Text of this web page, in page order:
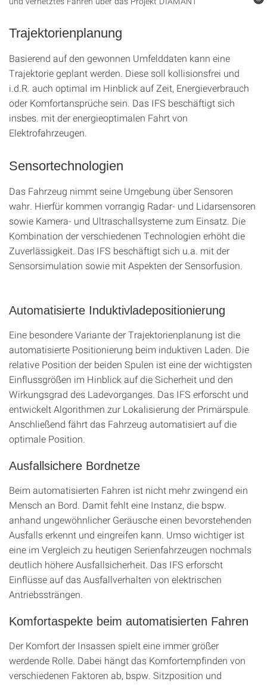
Trajektorienplanung
Basierend auf den gewonnen Umfelddaten kann eine
Trajektorie geplant werden. Diese soll kollisionsfrei und
i.d.R. auch optimal im Hinblick auf Zeit, Energieverbrauch
oder Komfortansprüche sein. Das IFS beschäftigt sich
insbes. mit der energieoptimalen Fahrt von
Elektrofahrzeugen.
Sensortechnologien
Das Fahrzeug nimmt seine Umgebung über Sensoren
wahr. Hierfür kommen vorrangig Radar- und Lidarsensoren
sowie Kamera- und Ultraschallsysteme zum Einsatz. Die
Kombination der verschiedenen Technologien erhöht die
Zuverlässigkeit. Das IFS beschäftigt sich u.a. mit der
Sensorsimulation sowie mit Aspekten der Sensorfusion.
Automatisierte Induktivladepositionierung
Eine besondere Variante der Trajektorienplanung ist die
automatisierte Positionierung beim induktiven Laden. Die
relative Position der beiden Spulen ist eine der wichtigsten
Einflussgrößen im Hinblick auf die Sicherheit und den
Wirkungsgrad des Ladevorganges. Das IFS erforscht und
entwickelt Algorithmen zur Lokalisierung der Primärspule.
Anschließend fährt das Fahrzeug automatisiert auf die
optimale Position.
Ausfallsichere Bordnetze
Beim automatisierten Fahren ist nicht mehr zwingend ein
Mensch an Bord. Damit fehlt eine Instanz, die bspw.
anhand ungewöhnlicher Geräusche einen bevorstehenden
Ausfalls erkennt und eingreifen kann. Umso wichtiger ist
eine im Vergleich zu heutigen Serienfahrzeugen nochmals
deutlich höhere Ausfallsicherheit. Das IFS erforscht
Einflüsse auf das Ausfallverhalten von elektrischen
Antriebssträngen.
Komfortaspekte beim automatisierten Fahren
Der Komfort der Insassen spielt eine immer größer
werdende Rolle. Dabei hängt das Komfortempfinden von
verschiedenen Faktoren ab, bspw. Sitzposition und